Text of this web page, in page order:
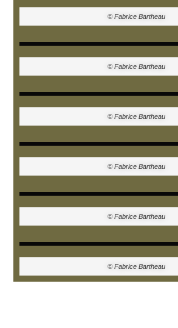
© Fabrice Bartheau
© Fabrice Bartheau
© Fabrice Bartheau
© Fabrice Bartheau
© Fabrice Bartheau
© Fabrice Bartheau